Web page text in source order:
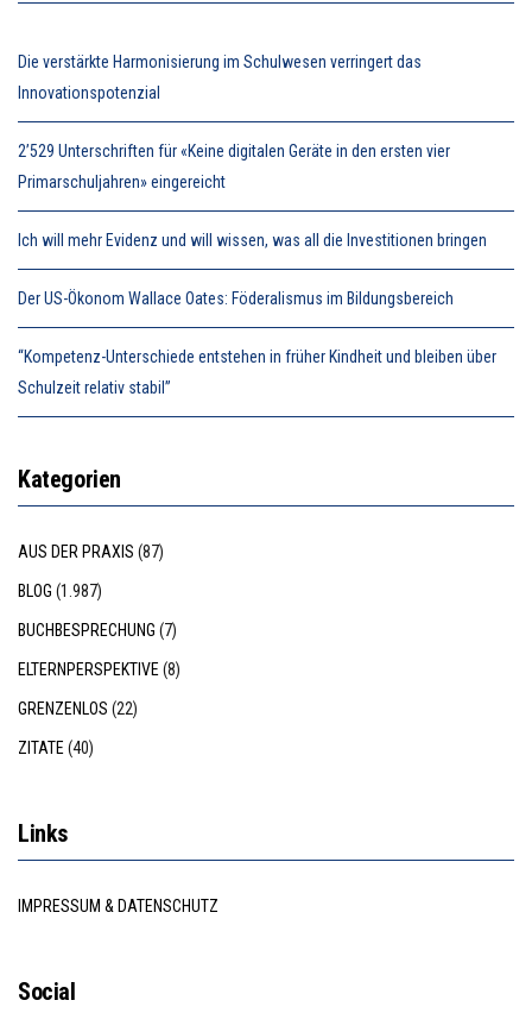
Die verstärkte Harmonisierung im Schulwesen verringert das
Innovationspotenzial
2’529 Unterschriften für «Keine digitalen Geräte in den ersten vier
Primarschuljahren» eingereicht
Ich will mehr Evidenz und will wissen, was all die Investitionen bringen
Der US-Ökonom Wallace Oates: Föderalismus im Bildungsbereich
“Kompetenz-Unterschiede entstehen in früher Kindheit und bleiben über
Schulzeit relativ stabil”
Kategorien
AUS DER PRAXIS (87)
BLOG (1.987)
BUCHBESPRECHUNG (7)
ELTERNPERSPEKTIVE (8)
GRENZENLOS (22)
ZITATE (40)
Links
IMPRESSUM & DATENSCHUTZ
Social